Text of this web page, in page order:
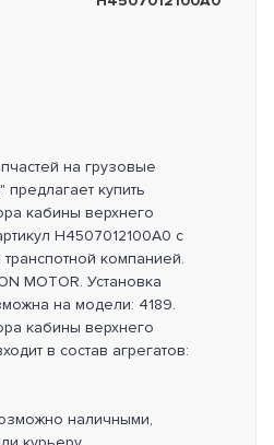
на грузовые
купить
кабины верхнего
H4507012100A0 с
компанией.
MOTOR. Установка
на модели: 4189.
кабины верхнего
в состав агрегатов:
наличными,